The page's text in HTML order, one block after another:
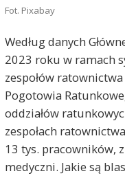
Fot. Pixabay
Według danych
2023 roku w ramach
zespołów
Pogotowia
oddziałów
zespołach
13 tys. pracowników,
medyczni. Jakie są